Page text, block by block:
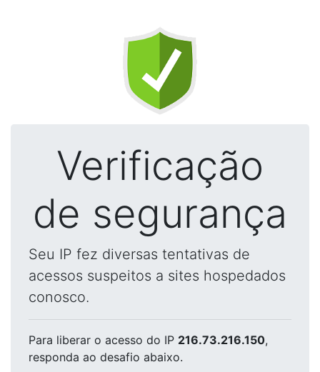
Verificação
de segurança
Seu IP fez diversas tentativas de
acessos suspeitos a sites hospedados
conosco.
Para liberar o acesso do IP 216.73.216.150,
responda ao desafio abaixo.